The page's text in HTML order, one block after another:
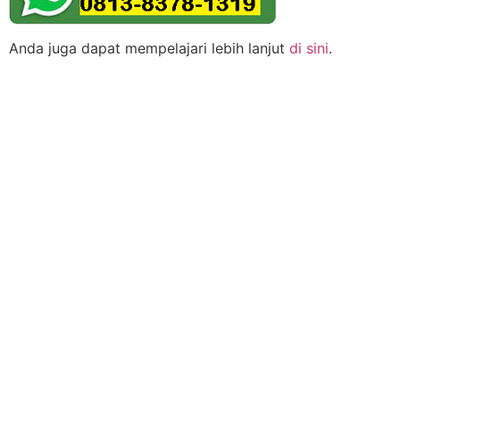
Anda juga dapat mempelajari lebih lanjut di sini.